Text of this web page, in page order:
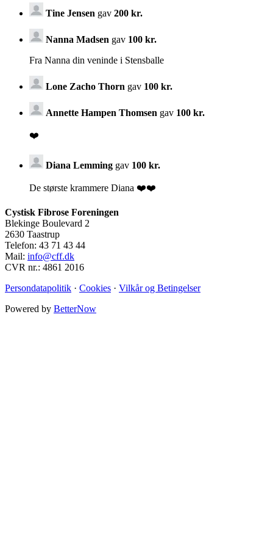
Tine Jensen gav 200 kr.
Nanna Madsen gav 100 kr.
Fra Nanna din veninde i Stensballe
Lone Zacho Thorn gav 100 kr.
Annette Hampen Thomsen gav 100 kr.
❤️
Diana Lemming gav 100 kr.
De største krammere Diana ❤️❤️
Cystisk Fibrose Foreningen
Blekinge Boulevard 2
2630 Taastrup
Telefon: 43 71 43 44
Mail: info@cff.dk
CVR nr.: 4861 2016
Persondatapolitik · Cookies · Vilkår og Betingelser
Powered by BetterNow